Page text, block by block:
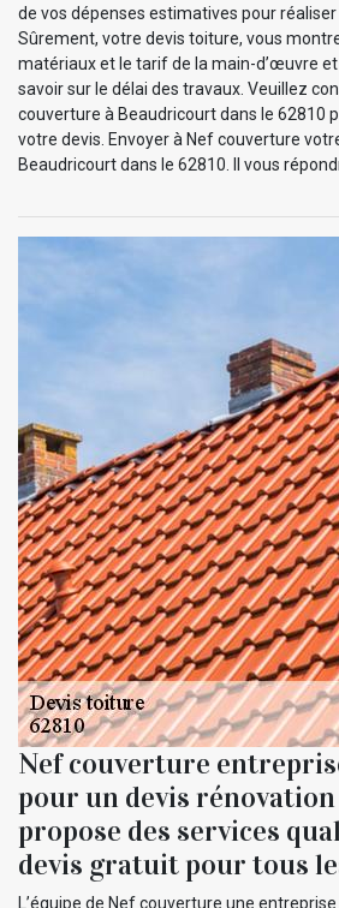
de vos dépenses estimatives pour
Sûrement, votre devis toiture, vous
matériaux et le tarif de la main-d’œuvre
savoir sur le délai des travaux. Veuillez
couverture à Beaudricourt dans le 62810
votre devis. Envoyer à Nef couverture
Beaudricourt dans le 62810. Il vous
Nef couverture
pour un devis
propose des services
devis gratuit pour tous
L’équipe de Nef couverture une